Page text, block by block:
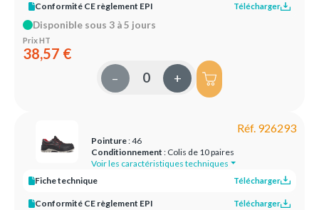
Conformité CE règlement EPI Télécharger
Disponible sous 3 à 5 jours
Prix HT
38,57 €
– +
Réf. 926293
Pointure: 46
Conditionnement : Colis de 10 paires
Voir les caractéristiques techniques
Fiche technique
Télécharger
Conformité CE règlement EPI Télécharger